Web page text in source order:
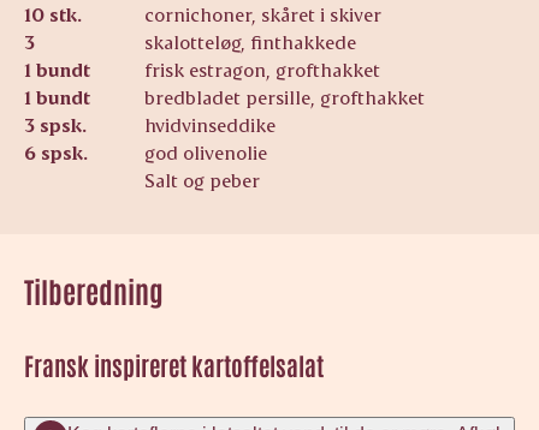
10 stk.
cornichoner, skåret i skiver
3
skalotteløg, finthakkede
1 bundt
frisk estragon, grofthakket
1 bundt
bredbladet persille, grofthakket
3 spsk.
hvidvinseddike
6 spsk.
god olivenolie
Salt og peber
Tilberedning
Fransk inspireret kartoffelsalat